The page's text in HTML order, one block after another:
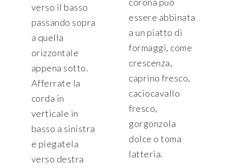
verso il basso
passando sopra
a quella
orizzontale
appena sotto.
Afferrate la
corda in
verticale in
basso a sinistra
e piegatela
verso destra
essere abbinata
a un piatto di
formaggi, come
crescenza,
caprino fresco,
caciocavallo
fresco,
gorgonzola
dolce o toma
latteria.